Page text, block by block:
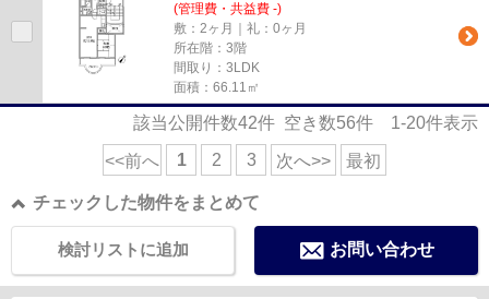
(管理費・共益費 -)
敷：2ヶ月｜礼：0ヶ月
所在階：3階
間取り：3LDK
面積：66.11㎡
該当公開件数42件 空き数56件 1-20件表示
<<前へ 1 2 3 次へ>> 最初
チェックした物件をまとめて
お問い合わせ
検討リストに追加